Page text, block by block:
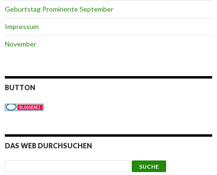
Geburtstag Prominente September
Impressum
November
BUTTON
DAS WEB DURCHSUCHEN